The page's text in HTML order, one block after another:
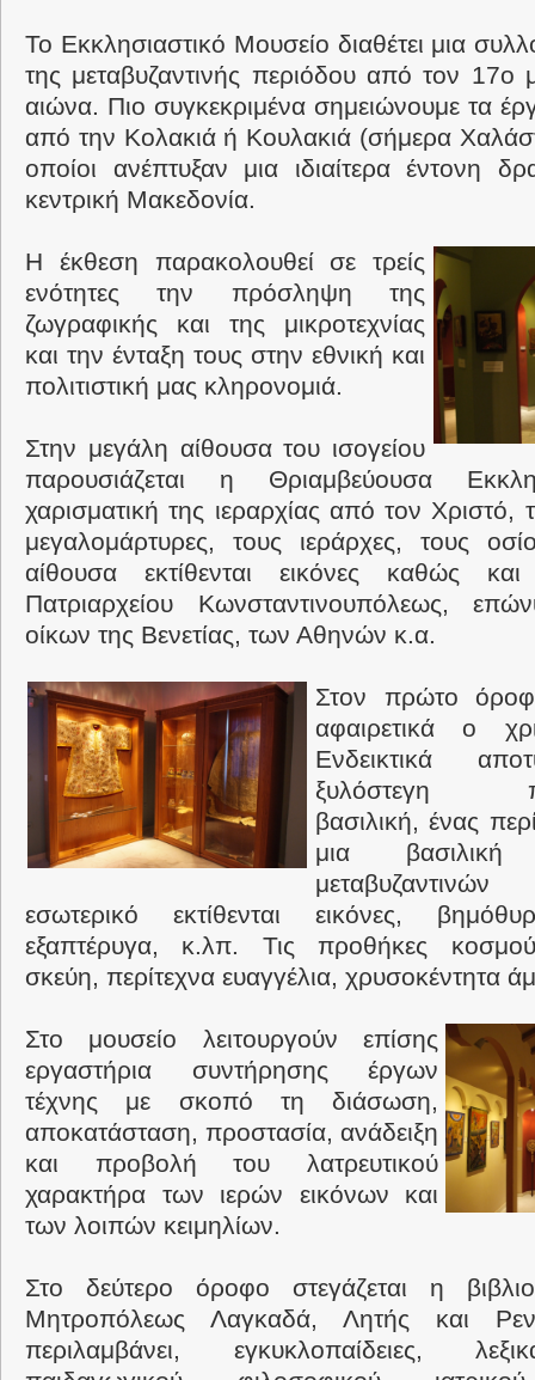
Το Εκκλησιαστικό Μουσείο διαθέτει μια
της μεταβυζαντινής περιόδου από τον 17ο
αιώνα. Πιο συγκεκριμένα σημειώνουμε τα
από την Κολακιά ή Κουλακιά (σήμερα
οποίοι ανέπτυξαν μια ιδιαίτερα έντονη
κεντρική Μακεδονία.
Η έκθεση παρακολουθεί σε τρείς
ενότητες την πρόσληψη της
ζωγραφικής και της μικροτεχνίας
και την ένταξη τους στην εθνική και
πολιτιστική μας κληρονομιά.
Στην μεγάλη αίθουσα του ισογείου
παρουσιάζεται η Θριαμβεύουσα
χαρισματική της ιεραρχίας από τον Χριστό,
μεγαλομάρτυρες, τους ιεράρχες, τους
αίθουσα εκτίθενται εικόνες καθώς
Πατριαρχείου Κωνσταντινουπόλεως,
οίκων της Βενετίας, των Αθηνών κ.α.
Στον πρώτο
αφαιρετικά ο
Ενδεικτικά
ξυλόστεγη
βασιλική, ένας
μια
εσωτερικό εκτίθενται εικόνες,
εξαπτέρυγα, κ.λπ. Τις προθήκες
σκεύη, περίτεχνα ευαγγέλια, χρυσοκέντητα
Στο μουσείο λειτουργούν επίσης
εργαστήρια συντήρησης έργων
τέχνης με σκοπό τη διάσωση,
αποκατάσταση, προστασία, ανάδειξη
και προβολή του λατρευτικού
χαρακτήρα των ιερών εικόνων και
των λοιπών κειμηλίων.
Στο δεύτερο όροφο στεγάζεται η
Μητροπόλεως Λαγκαδά, Λητής και
περιλαμβάνει, εγκυκλοπαίδειες,